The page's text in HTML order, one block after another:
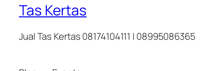
Tas Kertas
Jual Tas Kertas 08174104111 | 08995086365